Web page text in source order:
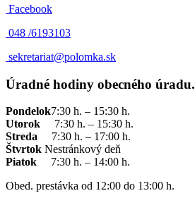
Facebook
048 /6193103
sekretariat@polomka.sk
Úradné hodiny obecného úradu.
Pondelok7:30 h. – 15:30 h.
Utorok 7:30 h. – 15:30 h.
Streda 7:30 h. – 17:00 h.
Štvrtok Nestránkový deň
Piatok
7:30 h. – 14:00 h.
Obed. prestávka od 12:00 do 13:00 h.